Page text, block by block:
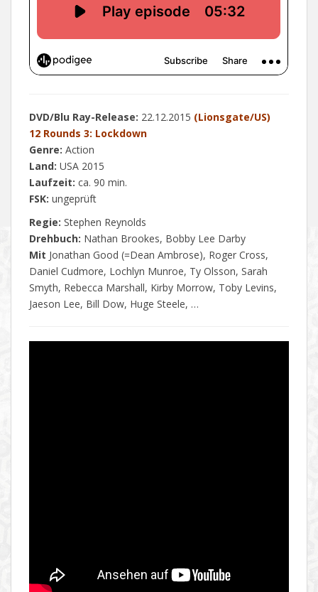
DVD/Blu Ray-Release: 22.12.2015 (Lionsgate/US)
12 Rounds 3: Lockdown
Genre: Action
Land: USA 2015
Laufzeit: ca. 90 min.
FSK: ungeprüft
Regie: Stephen Reynolds
Drehbuch: Nathan Brookes, Bobby Lee Darby
Mit Jonathan Good (=Dean Ambrose), Roger Cross,
Daniel Cudmore, Lochlyn Munroe, Ty Olsson, Sarah
Smyth, Rebecca Marshall, Kirby Morrow, Toby Levins,
Jaeson Lee, Bill Dow, Huge Steele, …